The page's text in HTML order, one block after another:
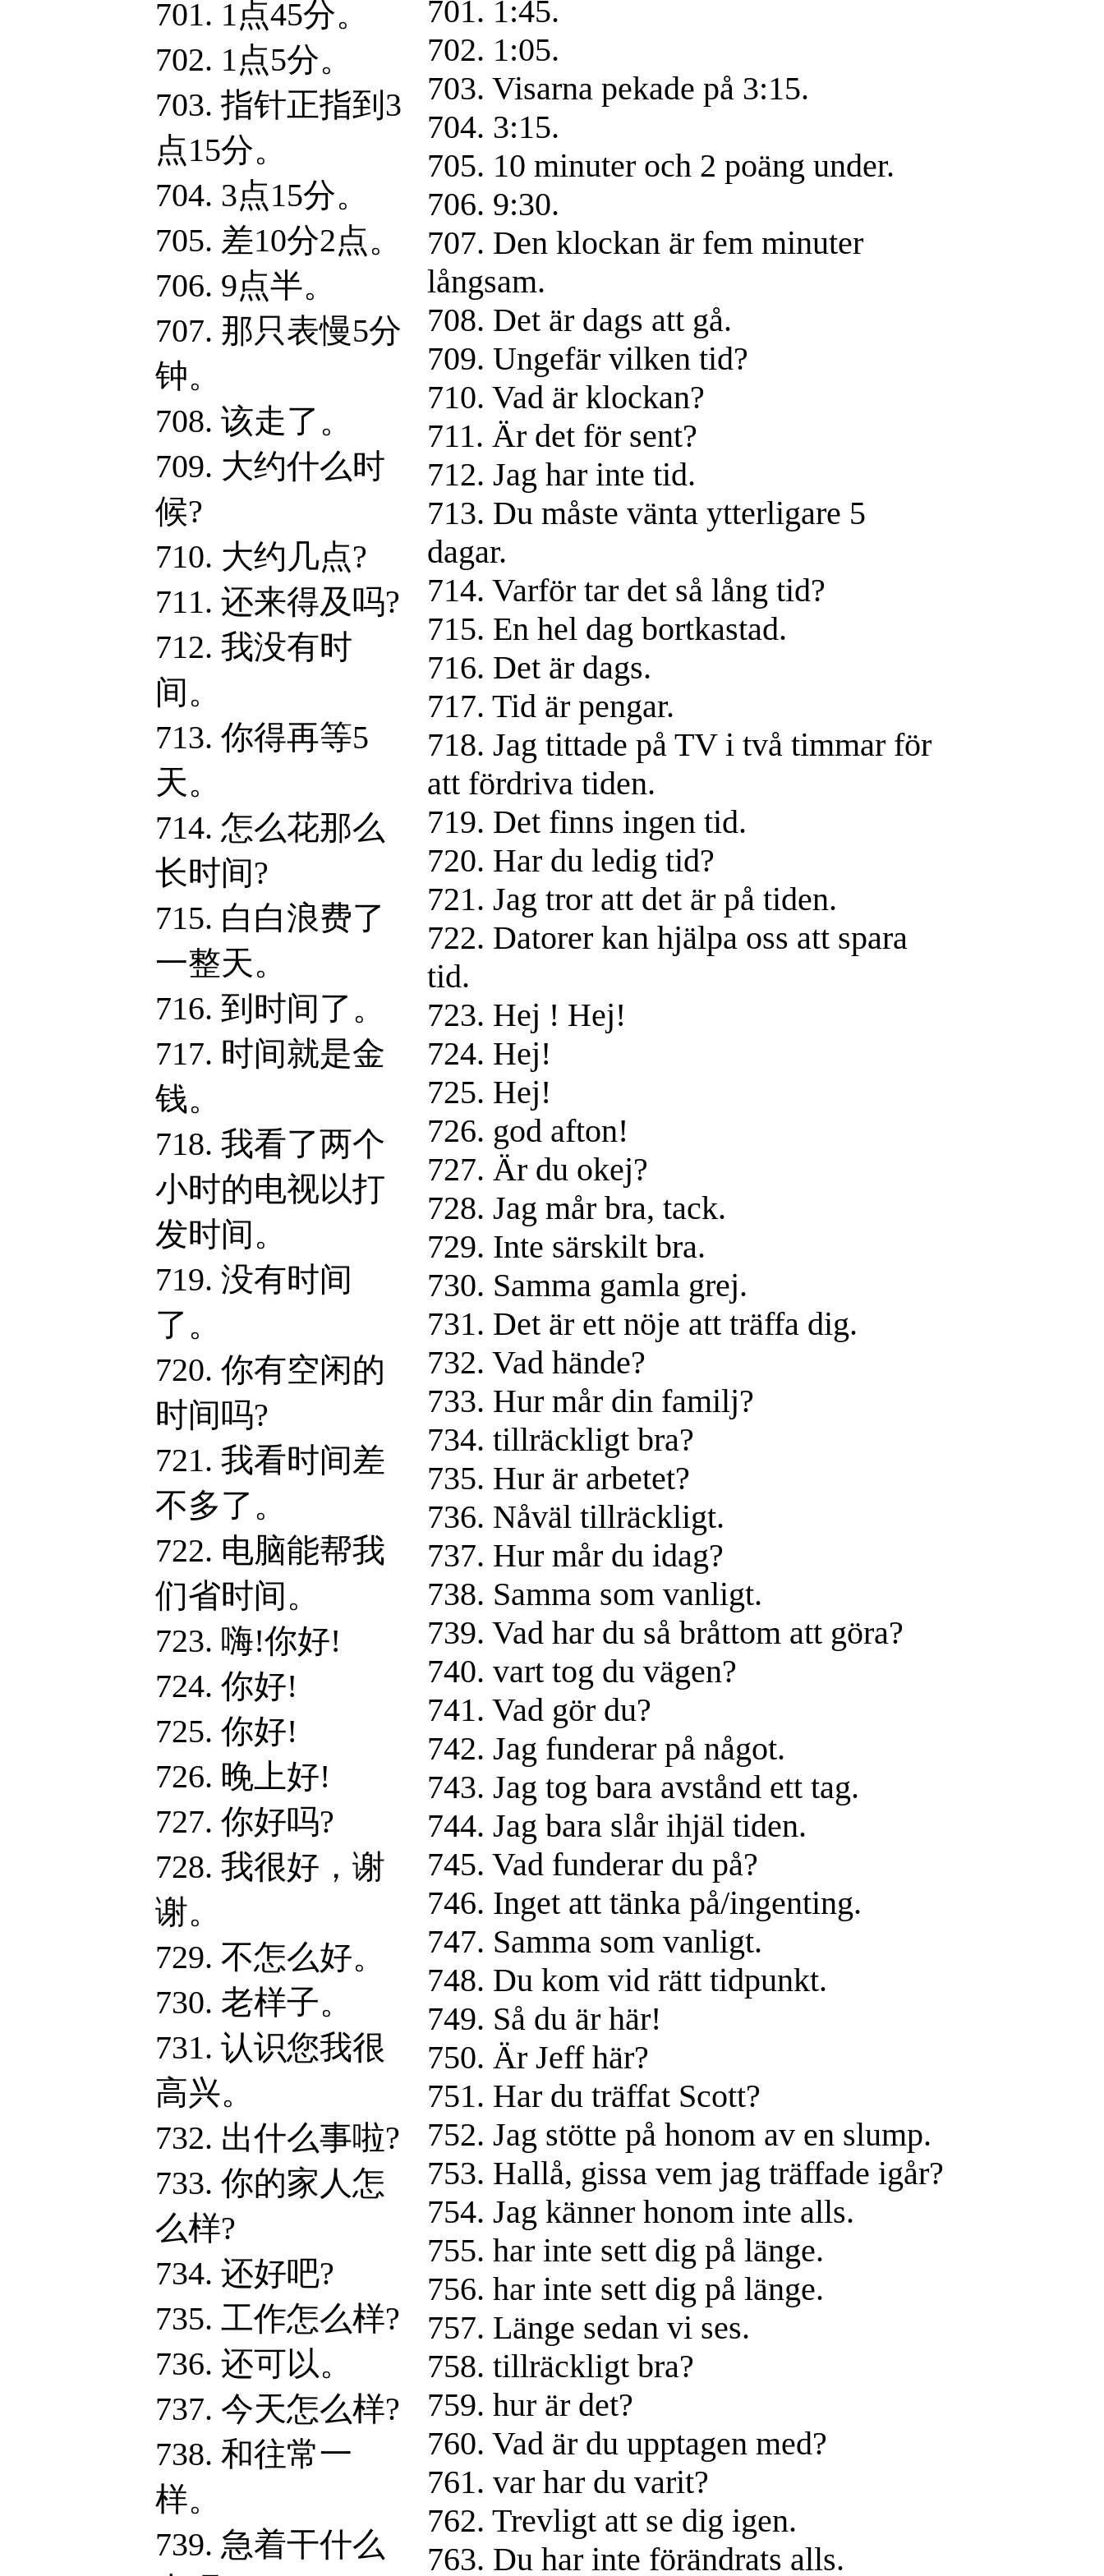
701. 1点45分。
702. 1点5分。
703. 指针正指到3
点15分。
704. 3点15分。
705. 差10分2点。
706. 9点半。
707. 那只表慢5分
钟。
708. 该走了。
709. 大约什么时
候?
710. 大约几点?
711. 还来得及吗?
712. 我没有时
间。
713. 你得再等5
天。
714. 怎么花那么
长时间?
715. 白白浪费了
一整天。
716. 到时间了。
717. 时间就是金
钱。
718. 我看了两个
小时的电视以打
发时间。
719. 没有时间
了。
720. 你有空闲的
时间吗?
721. 我看时间差
不多了。
722. 电脑能帮我
们省时间。
723. 嗨!你好!
724. 你好!
725. 你好!
726. 晚上好!
727. 你好吗?
728. 我很好，谢
谢。
729. 不怎么好。
730. 老样子。
731. 认识您我很
高兴。
732. 出什么事啦?
733. 你的家人怎
么样?
734. 还好吧?
735. 工作怎么样?
736. 还可以。
737. 今天怎么样?
738. 和往常一
样。
739. 急着干什么
701. 1:45.
702. 1:05.
703. Visarna pekade på 3:15.
704. 3:15.
705. 10 minuter och 2 poäng under.
706. 9:30.
707. Den klockan är fem minuter
långsam.
708. Det är dags att gå.
709. Ungefär vilken tid?
710. Vad är klockan?
711. Är det för sent?
712. Jag har inte tid.
713. Du måste vänta ytterligare 5
dagar.
714. Varför tar det så lång tid?
715. En hel dag bortkastad.
716. Det är dags.
717. Tid är pengar.
718. Jag tittade på TV i två timmar för
att fördriva tiden.
719. Det finns ingen tid.
720. Har du ledig tid?
721. Jag tror att det är på tiden.
722. Datorer kan hjälpa oss att spara
tid.
723. Hej ! Hej!
724. Hej!
725. Hej!
726. god afton!
727. Är du okej?
728. Jag mår bra, tack.
729. Inte särskilt bra.
730. Samma gamla grej.
731. Det är ett nöje att träffa dig.
732. Vad hände?
733. Hur mår din familj?
734. tillräckligt bra?
735. Hur är arbetet?
736. Nåväl tillräckligt.
737. Hur mår du idag?
738. Samma som vanligt.
739. Vad har du så bråttom att göra?
740. vart tog du vägen?
741. Vad gör du?
742. Jag funderar på något.
743. Jag tog bara avstånd ett tag.
744. Jag bara slår ihjäl tiden.
745. Vad funderar du på?
746. Inget att tänka på/ingenting.
747. Samma som vanligt.
748. Du kom vid rätt tidpunkt.
749. Så du är här!
750. Är Jeff här?
751. Har du träffat Scott?
752. Jag stötte på honom av en slump.
753. Hallå, gissa vem jag träffade igår?
754. Jag känner honom inte alls.
755. har inte sett dig på länge.
756. har inte sett dig på länge.
757. Länge sedan vi ses.
758. tillräckligt bra?
759. hur är det?
760. Vad är du upptagen med?
761. var har du varit?
762. Trevligt att se dig igen.
763. Du har inte förändrats alls.